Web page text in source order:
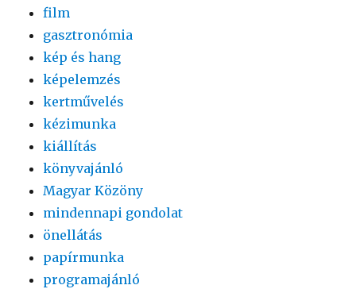
film
gasztronómia
kép és hang
képelemzés
kertművelés
kézimunka
kiállítás
könyvajánló
Magyar Közöny
mindennapi gondolat
önellátás
papírmunka
programajánló